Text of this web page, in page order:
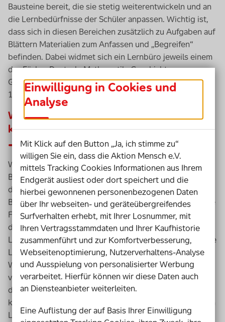
Bausteine bereit, die sie stetig weiterentwickeln und an
die Lernbedürfnisse der Schüler anpassen. Wichtig ist,
dass sich in diesen Bereichen zusätzlich zu Aufgaben auf
Blättern Materialien zum Anfassen und „Begreifen“
befinden. Dabei widmet sich ein Lernbüro jeweils einem
der Fächer Deutsch, Mathematik, Geschichte,
Geographie, Physik oder Chemie und ist eine 100 bis
180 Quadratmeter große Lernlandschaft.
Wie setzen Sie Freiarbeit in den Lernbüros
konkret um?
Wir nennen die Freiarbeit auch „Arbeit anBausteinen
Bausteine sind Teilbereiche, Themen oder Fähigkeiten,
die sich aus dem Schulcurriculum, den
Bildungsstandards und dem Lehrplan des Landes für die
Fächer ergeben. Bei dieser Arbeit mit Bausteinen bzw.
der Freiarbeit wählen die Lernenden aus, in welchem
Lernbüro sie an welchen Bausteinen arbeiten und welche
Lernziele sie sich setzen. Es gibt Pflichtbausteine und
Wahlbausteine, die meisten gibt es außerdem in
verschiedenen Niveaustufen. Die Lehrkräfte stehen in
der Zeit der Freiarbeit als Berater zur Verfügung,
kontrollieren oder leiten an. Zusätzlich begleiten sie den
Lernprozess, indem sie regelmäßig Gespräche mit den
Einwilligung in Cookies und
Analyse
Mit Klick auf den Button „Ja, ich stimme zu“
willigen Sie ein, dass die Aktion Mensch e.V.
mittels Tracking Cookies Informationen aus Ihrem
Endgerät ausliest oder dort speichert und die
hierbei gewonnenen personenbezogenen Daten
über Ihr webseiten- und geräteübergreifendes
Surfverhalten erhebt, mit Ihrer Losnummer, mit
Ihren Vertragsstammdaten und Ihrer Kaufhistorie
zusammenführt und zur Komfortverbesserung,
Webseitenoptimierung, Nutzerverhaltens-Analyse
und Ausspielung von personalisierter Werbung
verarbeitet. Hierfür können wir diese Daten auch
an Diensteanbieter weiterleiten.
Eine Auflistung der auf Basis Ihrer Einwilligung